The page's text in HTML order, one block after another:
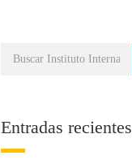
Entradas recientes